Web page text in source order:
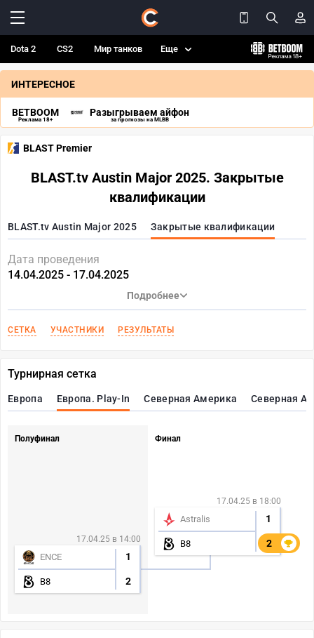
Dota 2 CS2 Мир танков Еще
ИНТЕРЕСНОЕ
BETBOOM
Реклама 18+
Разыгрываем айфон
за прогнозы на MLBB
BLAST Premier
BLAST.tv Austin Major 2025. Закрытые
квалификации
BLAST.tv Austin Major 2025 Закрытые квалификации
Дата проведения
14.04.2025 - 17.04.2025
Подробнее
СЕТКА УЧАСТНИКИ РЕЗУЛЬТАТЫ
Турнирная сетка
Европа Европа. Play-In Северная Америка Северная
Полуфинал
17.04.25 в 14:00
ENCE 1
B8 2
Финал
17.04.25 в 18:00
Astralis 1
B8 2
2